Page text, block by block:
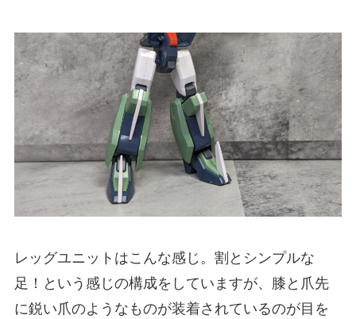
レッグユニットはこんな感じ。割とシンプルな
足！という感じの構成をしていますが、膝と爪先
に鋭い爪のようなものが装着されているのが目を